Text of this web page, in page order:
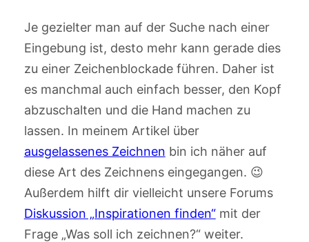
Je gezielter man auf der Suche nach einer
Eingebung ist, desto mehr kann gerade dies
zu einer Zeichenblockade führen. Daher ist
es manchmal auch einfach besser, den Kopf
abzuschalten und die Hand machen zu
lassen. In meinem Artikel über
ausgelassenes Zeichnen bin ich näher auf
diese Art des Zeichnens eingegangen. 😉
Außerdem hilft dir vielleicht unsere Forums
Diskussion „Inspirationen finden“mit der
Frage „Was soll ich zeichnen?“ weiter.